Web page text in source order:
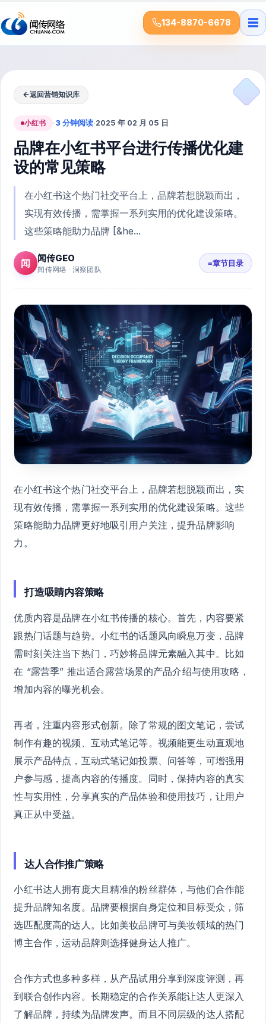
134-8870-6678 ☰
←返回营销知识库
小红书 ·3 分钟阅读·2025 年 02 月 05 日
品牌在小红书平台进行传播优化建
设的常见策略
在小红书这个热门社交平台上，品牌若想脱颖而出，
实现有效传播，需掌握一系列实用的优化建设策略。
这些策略能助力品牌 [&he...
闻 闻传GEO
闻传网络 · 洞察团队
≡章节目录
在小红书这个热门社交平台上，品牌若想脱颖而出，实
现有效传播，需掌握一系列实用的优化建设策略。这些
策略能助力品牌更好地吸引用户关注，提升品牌影响
力。
打造吸睛内容策略
优质内容是品牌在小红书传播的核心。首先，内容要紧
跟热门话题与趋势。小红书的话题风向瞬息万变，品牌
需时刻关注当下热门，巧妙将品牌元素融入其中。比如
在 “露营季” 推出适合露营场景的产品介绍与使用攻略，
增加内容的曝光机会。
再者，注重内容形式创新。除了常规的图文笔记，尝试
制作有趣的视频、互动式笔记等。视频能更生动直观地
展示产品特点，互动式笔记如投票、问答等，可增强用
户参与感，提高内容的传播度。同时，保持内容的真实
性与实用性，分享真实的产品体验和使用技巧，让用户
真正从中受益。
达人合作推广策略
小红书达人拥有庞大且精准的粉丝群体，与他们合作能
提升品牌知名度。品牌要根据自身定位和目标受众，筛
选匹配度高的达人。比如美妆品牌可与美妆领域的热门
博主合作，运动品牌则选择健身达人推广。
合作方式也多种多样，从产品试用分享到深度评测，再
到联合创作内容。长期稳定的合作关系能让达人更深入
了解品牌，持续为品牌发声。而且不同层级的达人搭配